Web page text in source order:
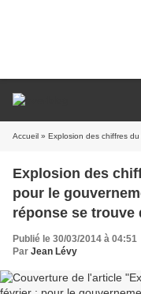
Accueil » Explosion des chiffres du CHÔMAGE en février : pour le
Explosion des
pour le
réponse se trouve
pour les patrons !
Publié le 30/03/2014 à 04:51
Par Jean Lévy